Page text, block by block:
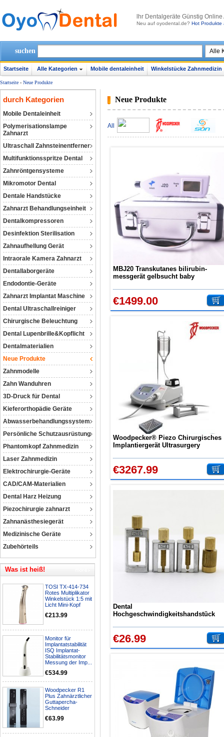
lhr Dentalgeräte Günstig
Neu auf oyodental.de? Hot Produkte
suchen
Startseite Alle Kategorien Mobile dentaleinheit Winkelstücke Zahnmedizin
Startseite - Neue Produkte
durch Kategorien
Mobile Dentaleinheit
Polymerisationslampe
Zahnarzt
Ultraschall Zahnsteinentferner
Multifunktionsspritze Dental
Zahnröntgensysteme
Mikromotor Dental
Dentale Handstücke
Zahnarzt Behandlungseinheit
Dentalkompressoren‎
Desinfektion Sterilisation
Zahnaufhellung Gerät
Intraorale Kamera Zahnarzt
Dentallaborgeräte
Endodontie-Geräte
Zahnarzt Implantat Maschine
Dental Ultraschallreiniger
Chirurgische Beleuchtung
Dental Lupenbrille&Kopflicht
Dentalmaterialien
Neue Produkte
Zahnmodelle
Zahn Wanduhren
3D-Druck für Dental
Kieferorthopädie Geräte
Abwasserbehandlungssystem
Persönliche Schutzausrüstung
Phantomkopf Zahnmedizin
Laser Zahnmedizin
Elektrochirurgie-Geräte
CAD/CAM-Materialien
Dental Harz Heizung
Piezochirurgie zahnarzt
Zahnanästhesiegerät
Medizinische Geräte
Zubehörteils
Was ist heiß!
TOSI TX-414-734
Rotes Multiplikator
Winkelstück 1:5 mit
Licht Mini-Kopf
€213.99
Monitor für
Implantatstabilität
ISQ Implantat-
Stabilitätsmonitor
Messung der Imp...
€534.99
Woodpecker R1
Plus Zahnärztlicher
Guttapercha-
Schneider
€63.99
Nationalfeiertagsangebot
Aufbereitung rotierender
Instrumente
Welche Zahnbleaching-
Methoden gibt es?
Neue Produkte
All
MBJ20 Transkutanes bilirubin-
messgerät gelbsucht baby
bilirubinmessgerät nicht invasives
€1499.00
Woodpecker® Piezo Chirurgisches
Implantiergerät Ultrasurgery
€3267.99
Dental
Hochgeschwindigkeitshandstück
Werkzeuge Turbine Wartung
€26.99